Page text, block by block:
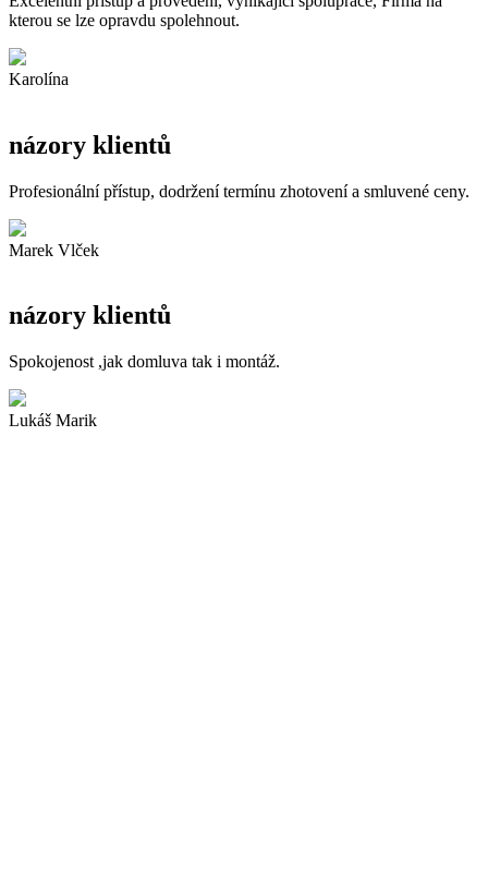
kterou se lze opravdu spolehnout.
Karolína
názory klientů
Profesionální přístup, dodržení termínu zhotovení a smluvené ceny.
Marek Vlček
názory klientů
Spokojenost ,jak domluva tak i montáž.
Lukáš Marik